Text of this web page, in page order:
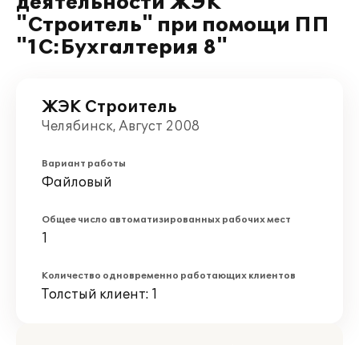
"Строитель" при помощи ПП
"1С:Бухгалтерия 8"
ЖЭК Строитель
Челябинск, Август 2008
Вариант работы
Файловый
Общее число автоматизированных рабочих мест
1
Количество одновременно работающих клиентов
Толстый клиент: 1